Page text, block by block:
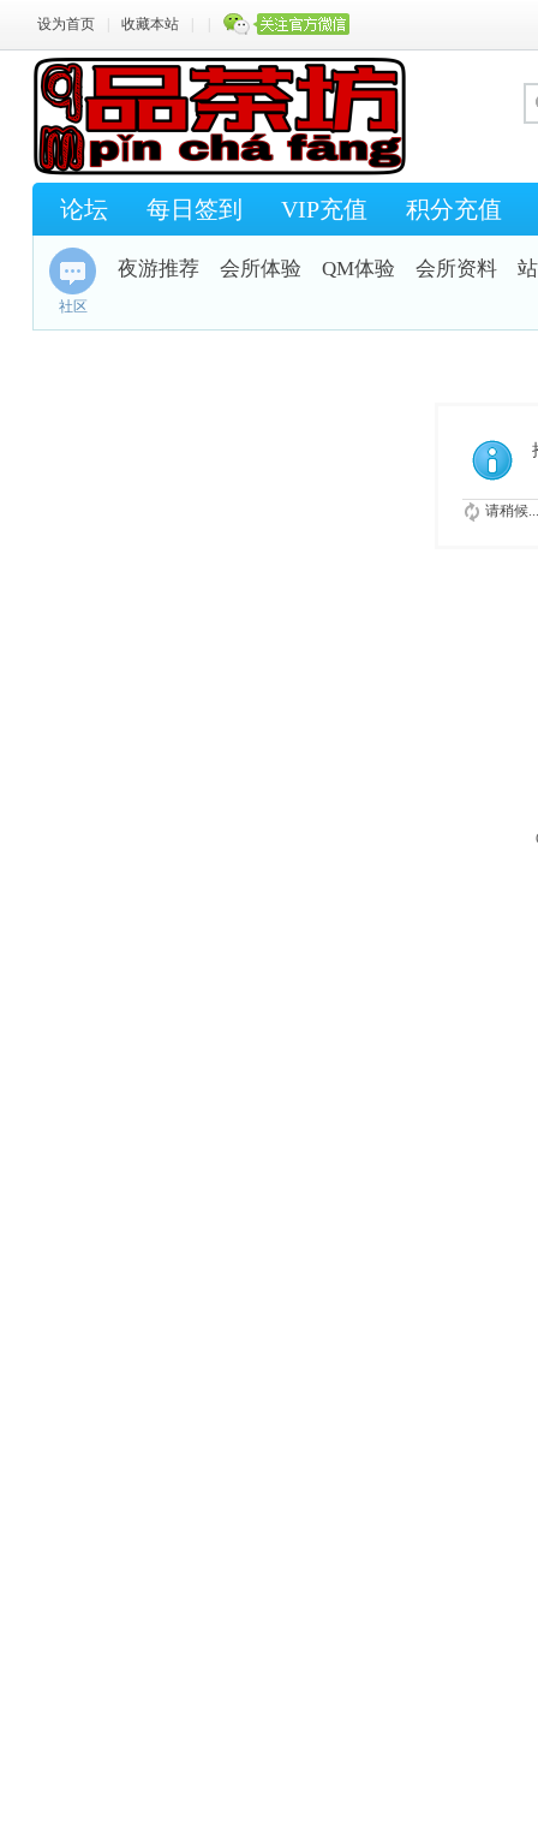
设为首页 收藏本站
论坛 每日签到 VIP充值 积分充值
社区
夜游推荐 会所体验 QM体验 会所资料
请稍候...